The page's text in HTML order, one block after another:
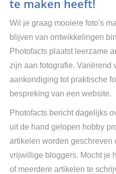
te maken heeft!
Wil je graag mooiere foto's
blijven van ontwikkelingen
Photofacts plaatst leerzame
zijn aan fotografie. Variërend
aankondiging tot praktische
bespreking van een website.
Photofacts bericht dagelijks
uit de hand gelopen hobby
artikelen worden geschreven
vrijwillige bloggers. Mocht je
of meerdere artikelen te